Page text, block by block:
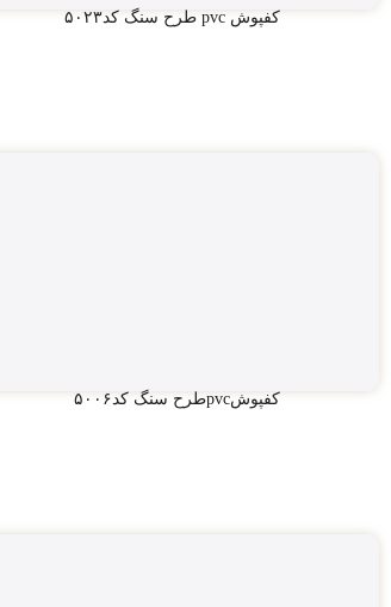
کفپوش pvc طرح سنگ کد۵۰۲۳
کفپوشpvcطرح سنگ کد۵۰۰۶